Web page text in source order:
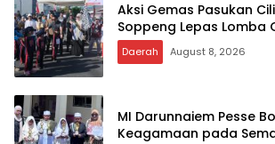
Aksi Gemas Pasukan
Soppeng Lepas Lomba
Daerah August 8, 2026
MI Darunnaiem Pesse
Keagamaan pada